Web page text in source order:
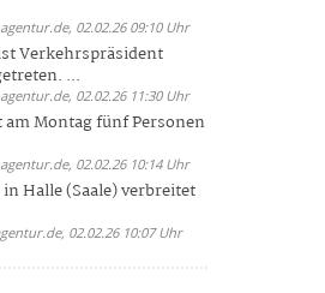
02.02.26 09:10 Uhr
Verkehrspräsident
...
02.02.26 11:30 Uhr
Montag fünf Personen
02.02.26 10:14 Uhr
Halle (Saale) verbreitet
02.02.26 10:07 Uhr